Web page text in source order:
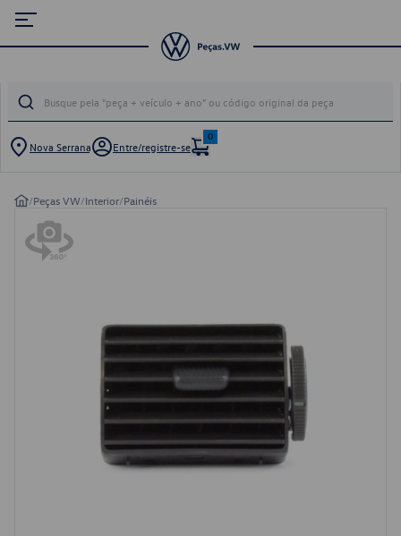
Nova Serrana Entre/registre-se
0
/Peças VW/Interior/Painéis